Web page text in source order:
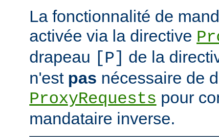
La fonctionnalité de
activée via la directive
drapeau
[P]
de la
n'est pas nécessaire de
ProxyRequests pour
mandataire inverse.